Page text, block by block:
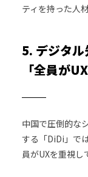
ティを持った人
5. デジタ
「全員が
中国で圧倒的な
する「DiDi」で
員がUXを重視し